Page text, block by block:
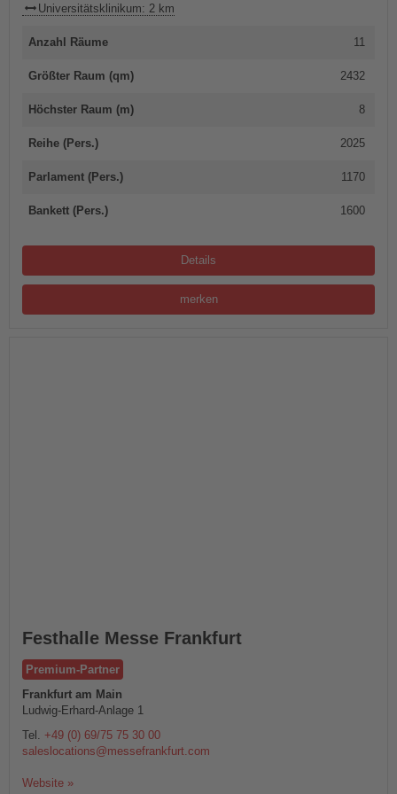
Universitätsklinikum: 2 km
Anzahl Räume 11
Größter Raum (qm) 2432
Höchster Raum (m) 8
Reihe (Pers.) 2025
Parlament (Pers.) 1170
Bankett (Pers.) 1600
Details
merken
Festhalle Messe Frankfurt
Premium-Partner
Frankfurt am Main
Ludwig-Erhard-Anlage 1
Tel. +49 (0) 69/75 75 30 00
saleslocations@messefrankfurt.com
Website »